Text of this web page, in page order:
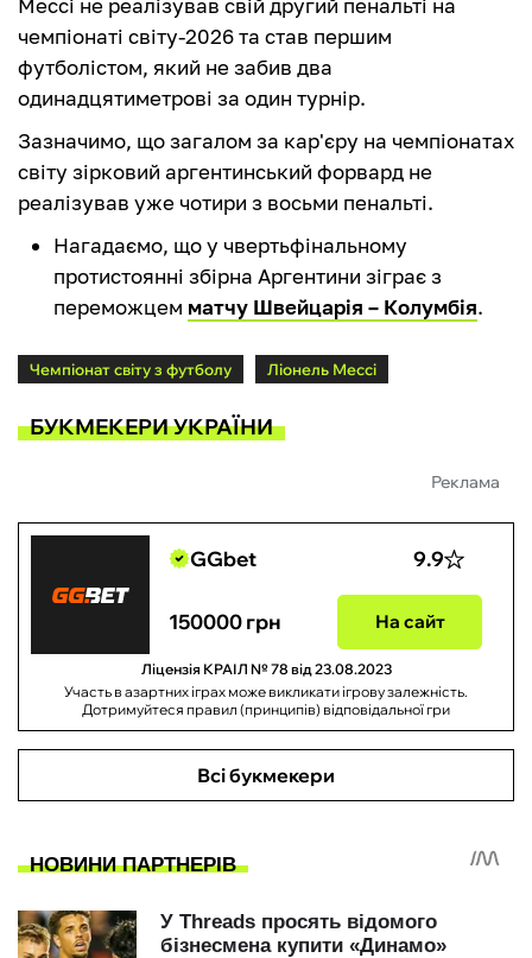
Мессі не реалізував свій другий пенальті на
чемпіонаті світу-2026 та став першим
футболістом, який не забив два
одинадцятиметрові за один турнір.
Зазначимо, що загалом за кар'єру на чемпіонатах
світу зірковий аргентинський форвард не
реалізував уже чотири з восьми пенальті.
Нагадаємо, що у чвертьфінальному
протистоянні збірна Аргентини зіграє з
переможцем матчу Швейцарія – Колумбія.
Чемпіонат світу з футболу Ліонель Мессі
БУКМЕКЕРИ УКРАЇНИ
Реклама
GGbet 9.9
150000 грн На сайт
Ліцензія КРАІЛ № 78 від 23.08.2023
Участь в азартних іграх може викликати ігрову залежність.
Дотримуйтеся правил (принципів) відповідальної гри
Всі букмекери